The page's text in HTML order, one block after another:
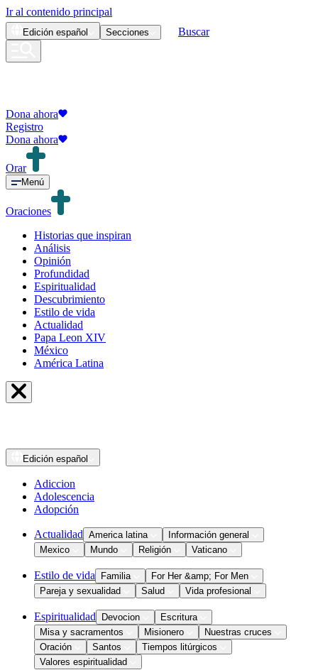
Ir al contenido principal
Edición español Secciones Buscar
Dona ahora
Registro
Dona ahora
Orar
Menú
Oraciones
Historias que inspiran
Análisis
Opinión
Profundidad
Espiritualidad
Descubrimiento
Estilo de vida
Actualidad
Papa Leon XIV
México
América Latina
Edición español
Adiccion
Adolescencia
Adopción
Actualidad America latina
Información general
Mexico
Mundo Religión Vaticano
Estilo de vida Familia
For Her &amp; For Men
Pareja y sexualidad
Salud Vida profesional
Espiritualidad Devocion
Escritura
Misa y sacramentos
Misionero
Nuestras cruces
Oración
Santos
Tiempos litúrgicos
Valores espiritualidad